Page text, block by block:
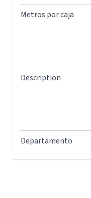
Metros por caja
Description
Departamento